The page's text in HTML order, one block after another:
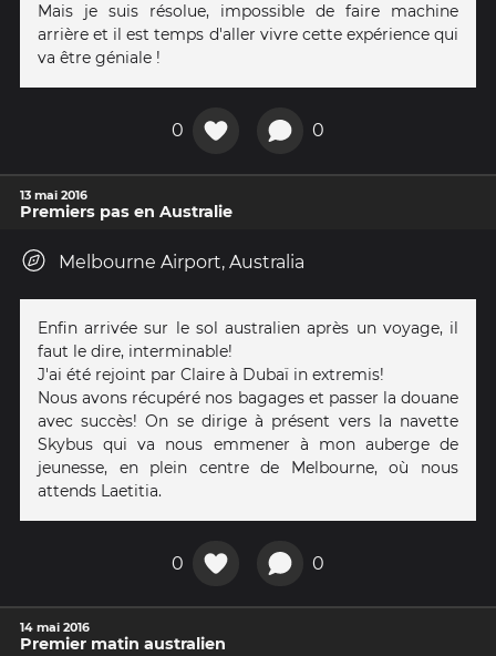
Mais je suis résolue, impossible de faire machine
arrière et il est temps d'aller vivre cette expérience qui
va être géniale !
0 0
13 mai 2016
Premiers pas en Australie
Melbourne Airport, Australia
Enfin arrivée sur le sol australien après un voyage, il
faut le dire, interminable!
J'ai été rejoint par Claire à Dubaï in extremis!
Nous avons récupéré nos bagages et passer la douane
avec succès! On se dirige à présent vers la navette
Skybus qui va nous emmener à mon auberge de
jeunesse, en plein centre de Melbourne, où nous
attends Laetitia.
0 0
14 mai 2016
Premier matin australien